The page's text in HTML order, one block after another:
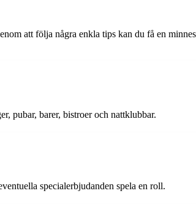
att följa några enkla tips kan du få en
pubar, barer, bistroer och nattklubbar.
specialerbjudanden spela en roll.